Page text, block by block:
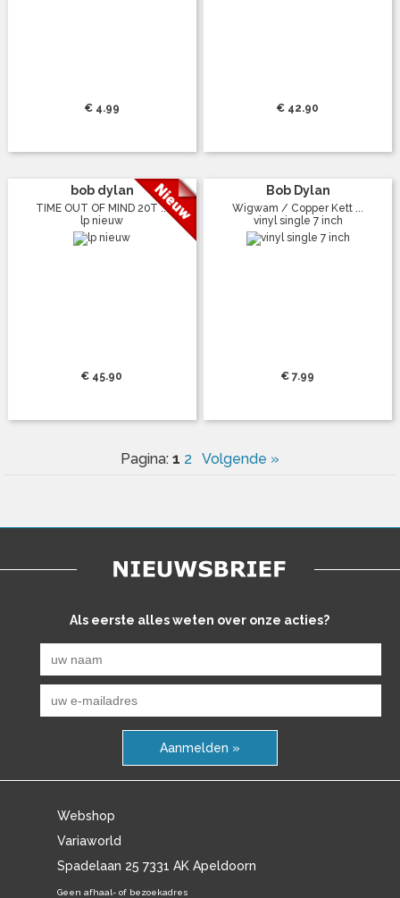
€ 4.99 € 42.90
bob dylan
TIME OUT OF MIND 20T ...
lp nieuw
€ 45.90
Bob Dylan
Wigwam / Copper Kett ...
vinyl single 7 inch
€ 7.99
Pagina: 1 2 Volgende »
Als eerste alles weten over onze acties?
Aanmelden »
Webshop
Variaworld
Spadelaan 25 7331 AK Apeldoorn
Geen afhaal- of bezoekadres